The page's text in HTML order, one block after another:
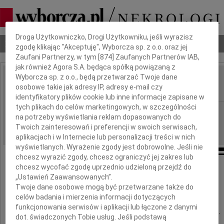
Nekrologi Odeszli Poradnik pogrzebowy
IMIĘ I NAZWISKO: Krynia
REGION: Gdańsk
DATA EMISJI: 27.05.2026
Kryniu
Dziękujemy, że byłaś obecna w naszym życiu.
Dbamy o Twoją prywatność
Droga Użytkowniczko, Drogi Użytkowniku, jeśli wyrazisz
zgodę klikając "Akceptuję", Wyborcza sp. z o.o. oraz jej
Zaufani Partnerzy, w tym [874 ] Zaufanych Partnerów IAB,
jak również Agora S.A. będąca spółką powiązaną z
Wyborcza sp. z o.o., będą przetwarzać Twoje dane
osobowe takie jak adresy IP, adresy e-mail czy
identyfikatory plików cookie lub inne informacje zapisane w
tych plikach do celów marketingowych, w szczególności
na potrzeby wyświetlania reklam dopasowanych do
Twoich zainteresowań i preferencji w swoich serwisach,
aplikacjach i w Internecie lub personalizacji treści w nich
wyświetlanych. Wyrażenie zgody jest dobrowolne. Jeśli nie
chcesz wyrazić zgody, chcesz ograniczyć jej zakres lub
chcesz wycofać zgodę uprzednio udzieloną przejdź do
„Ustawień Zaawansowanych”.
Twoje dane osobowe mogą być przetwarzane także do
celów badania i mierzenia informacji dotyczących
funkcjonowania serwisów i aplikacji lub łączone z danymi
dot. świadczonych Tobie usług. Jeśli podstawą